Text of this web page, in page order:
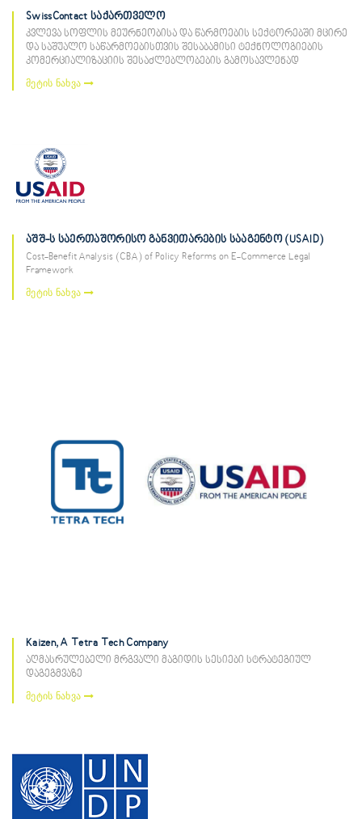
SwissContact საქართველო
კვლევა სოფლის მეურნეობისა და წარმოების სექტორებში მცირე
და საშუალო საწარმოებისთვის შესაბამისი ტექნოლოგიების
კომერციალიზაციის შესაძლებლობების გამოსავლენად
მეტის ნახვა
აშშ-ს საერთაშორისო განვითარების სააგენტო (USAID)
Cost-Benefit Analysis (CBA) of Policy Reforms on E-Commerce Legal
Framework
მეტის ნახვა
Kaizen, A Tetra Tech Company
აღმასრულებელი მრგვალი მაგიდის სესიები სტრატეგიულ
დაგეგმვაზე
მეტის ნახვა